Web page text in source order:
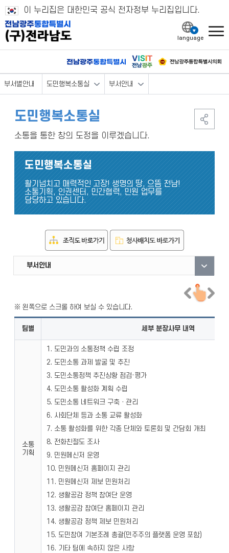
이 누리집은 대한민국 공식 전자정부 누리집입니다.
부서별안내 도민행복소통실 부서안내
도민행복소통실
소통을 통한 창의 도정을 이루겠습니다.
도민행복소통실
활기넘치고 매력적인 고장! 생명의 땅, 으뜸 전남!
소통기획, 인권센터, 민간협력, 민원 업무를
담당하고 있습니다.
직원안내
부서안내
자료실
팀별 세부 분장사무 내역
소통
기획
1. 도민과의 소통정책 수립 조정
2. 도민소통 과제 발굴 및 추진
3. 도민소통정책 추진상황 점검·평가
4. 도민소통 활성화 계획 수립
5. 도민소통 네트워크 구축ㆍ관리
6. 사회단체 등과 소통 교류 활성화
7. 소통 활성화를 위한 각종 단체와 토론회 및 간담회 개최
8. 전화친절도 조사
9. 민원메신저 운영
10. 민원메신저 홈페이지 관리
11. 민원메신저 제보 민원처리
12. 생활공감 정책 참여단 운영
13. 생활공감 참여단 홈페이지 관리
14. 생활공감 정책 제보 민원처리
15. 도민참여 기본조례 총괄(민주주의 플랫폼 운영 포함)
16. 기타 팀에 속하지 않은 사항